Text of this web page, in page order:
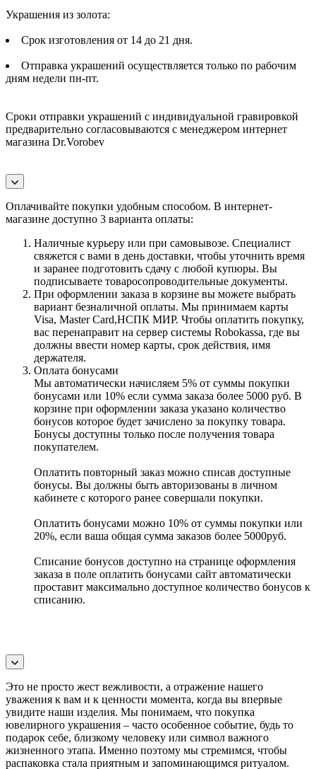
Украшения из золота:
Срок изготовления от 14 до 21 дня.
Отправка украшений осуществляется только по рабочим
дням недели пн-пт.
Сроки отправки украшений с индивидуальной гравировкой
предварительно согласовываются с менеджером интернет
магазина Dr.Vorobev
Оплачивайте покупки удобным способом. В интернет-
магазине доступно 3 варианта оплаты:
Наличные курьеру или при самовывозе. Специалист
свяжется с вами в день доставки, чтобы уточнить время
и заранее подготовить сдачу с любой купюры. Вы
подписываете товаросопроводительные документы.
При оформлении заказа в корзине вы можете выбрать
вариант безналичной оплаты. Мы принимаем карты
Visa, Master Card,НСПК МИР. Чтобы оплатить покупку,
вас перенаправит на сервер системы Robokassa, где вы
должны ввести номер карты, срок действия, имя
держателя.
Оплата бонусами
Мы автоматически начисляем 5% от суммы покупки
бонусами или 10% если сумма заказа более 5000 руб. В
корзине при оформлении заказа указано количество
бонусов которое будет зачислено за покупку товара.
Бонусы доступны только после получения товара
покупателем.
Оплатить повторный заказ можно списав доступные
бонусы. Вы должны быть авторизованы в личном
кабинете с которого ранее совершали покупки.
Оплатить бонусами можно 10% от суммы покупки или
20%, если ваша общая сумма заказов более 5000руб.
Списание бонусов доступно на странице оформления
заказа в поле оплатить бонусами сайт автоматически
проставит максимально доступное количество бонусов к
списанию.
Это не просто жест вежливости, а отражение нашего
уважения к вам и к ценности момента, когда вы впервые
увидите наши изделия. Мы понимаем, что покупка
ювелирного украшения – часто особенное событие, будь то
подарок себе, близкому человеку или символ важного
жизненного этапа. Именно поэтому мы стремимся, чтобы
распаковка стала приятным и запоминающимся ритуалом.